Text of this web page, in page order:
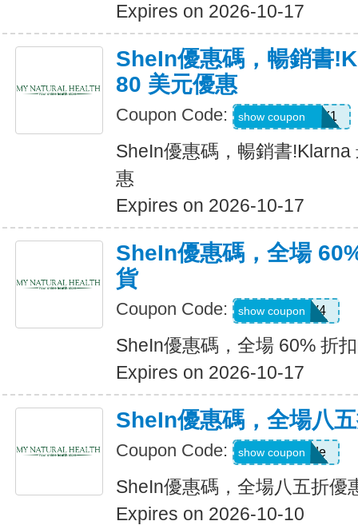
Expires on 2026-10-17
SheIn優惠碼，暢銷書
80 美元優惠
Coupon Code: KLARNAJULY1
show coupon
SheIn優惠碼，暢銷書
惠
Expires on 2026-10-17
SheIn優惠碼，全場
貨
Coupon Code: LS8V4
show coupon
SheIn優惠碼，全場 60% 折
Expires on 2026-10-17
SheIn優惠碼，全場八
Coupon Code: Show Code
show coupon
SheIn優惠碼，全場八五折優
Expires on 2026-10-10